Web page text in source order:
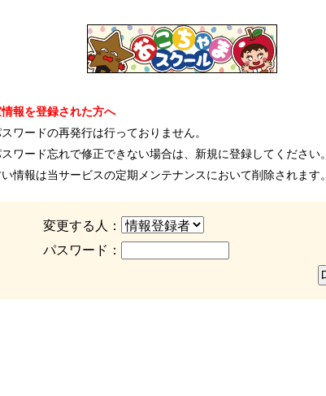
報を登録された方へ
スワードの再発行は行っておりません。
スワード忘れで修正できない場合は、新規に登録してください。
い情報は当サービスの定期メンテナンスにおいて削除されます。
変更する人：
パスワード：